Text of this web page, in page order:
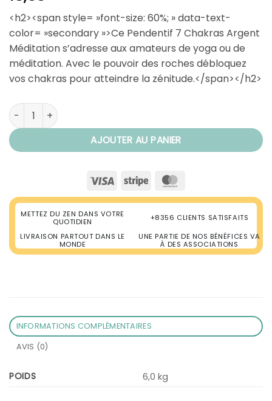
<h2><span style= »font-size: 60%; » data-text-
color= »secondary »>Ce Pendentif 7 Chakras Argent
Méditation s’adresse aux amateurs de yoga ou de
méditation. Avec le pouvoir des roches débloquez
vos chakras pour atteindre la zénitude.</span></h2>
quantité de Pendentif 7 Chakras Argent Méditation
AJOUTER AU PANIER
Visa Stripe
METTEZ DU ZEN DANS VOTRE
QUOTIDIEN
+8356 CLIENTS SATISFAITS
LIVRAISON PARTOUT DANS LE
MONDE
UNE PARTIE DE NOS BÉNÉFICES VA
À DES ASSOCIATIONS
INFORMATIONS COMPLÉMENTAIRES
AVIS (0)
POIDS 6,0 kg